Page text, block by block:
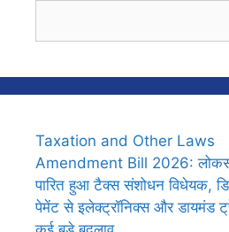
Taxation and Other Laws
Amendment Bill 2026:
पारित हुआ टैक्स संशोधन विधेयक,
पेमेंट से इलेक्ट्रॉनिक्स और डायमंड